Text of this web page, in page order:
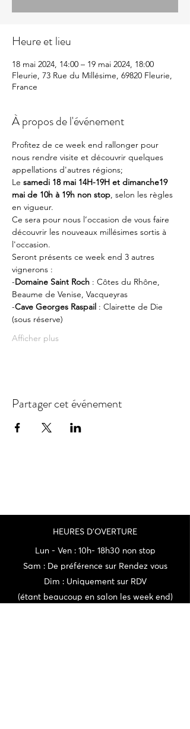
Heure et lieu
18 mai 2024, 14:00 – 19 mai 2024, 18:00
Fleurie, 73 Rue du Millésime, 69820 Fleurie,
France
À propos de l'événement
Profitez de ce week end rallonger pour
nous rendre visite et découvrir quelques
appellations d'autres régions;
Le samedi 18 mai 14H-19H et dimanche19
mai de 10h à 19h non stop, selon les règles
en vigueur.
Ce sera pour nous l’occasion de vous faire
découvrir les nouveaux millésimes sortis à
l'occasion.
Seront présents ce week end 3 autres
vignerons :
-Domaine Saint Roch : Côtes du Rhône,
Beaume de Venise, Vacqueyras
-Cave Georges Raspail : Clairette de Die
(sous réserve)
Afficher plus
Partager cet événement
HEURES D'OVERTURE
Lun - Ven : 10h- 18h30 non stop
Sam : De préférence sur Rendez vous
Dim : Uniquement sur RDV
(étant beaucoup en salon les week end)